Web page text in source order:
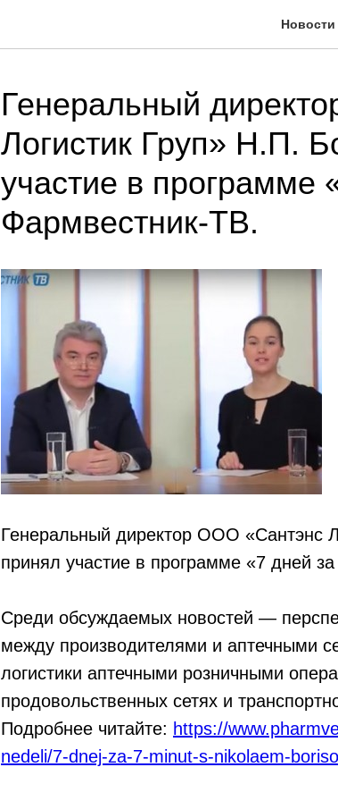
Новости
Генеральный
Логистик Груп» Н.П.
участие в программе
Фармвестник-ТВ.
Генеральный директор ООО «Сантэнс
принял участие в программе «7 дней
Среди обсуждаемых новостей —
между производителями и аптечными
логистики аптечными розничными
продовольственных сетях и
Подробнее читайте: https://
nedeli/7-dnej-za-7-minut-s-nikolaem-